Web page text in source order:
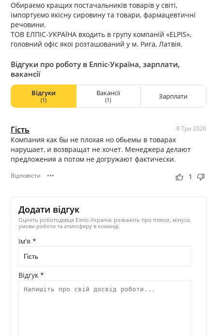
Обираємо кращих постачальників товарів у світі,
імпортуємо якісну сировину та товари, фармацевтичні
речовини.
ТОВ ЕЛПІС-УКРАЇНА входить в групу компаній «ELPIS»,
головний офіс якої розташований у м. Рига, Латвія.
Відгуки про роботу в Елпіс-Україна, зарплати,
вакансії
Відгуки
(1)
Вакансії
(1) Зарплати
Гість 8 Тра 2026
Компания как бы не плохая но обьемы в товарах
нарушает, и возвращат не хочет. Менеджера делают
предложения а потом не догружают фактически.
Відповісти ••• thumb_up thumb_down
1
Додати відгук
Оцініть роботодавця Елпіс-Україна: розкажіть про плюси, мінуси,
умови роботи та атмосферу в команді.
Ім'я *
Відгук *